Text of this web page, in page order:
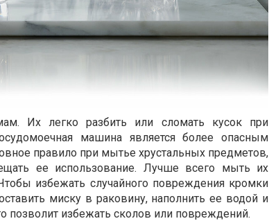
Их легко разбить или сломать кусок при
машина является более опасным
правило при мытье хрустальных предметов,
ее использование. Лучше всего мыть их
избежать случайного повреждения кромки
миску в раковину, наполнить ее водой и
избежать сколов или повреждений.